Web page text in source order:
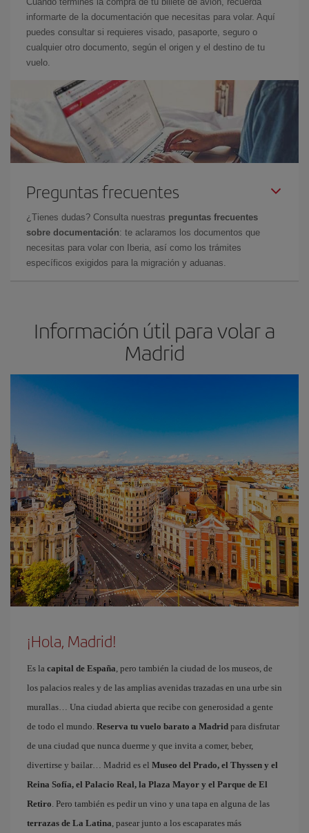
informarte de la documentación que necesitas para volar. Aquí
puedes consultar si requieres visado, pasaporte, seguro o
cualquier otro documento, según el origen y el destino de tu
vuelo.
Preguntas frecuentes
¿Tienes dudas? Consulta nuestras preguntas frecuentes
sobre documentación: te aclaramos los documentos que
necesitas para volar con Iberia, así como los trámites
específicos exigidos para la migración y aduanas.
Información útil para volar a
Madrid
¡Hola, Madrid!
Es la capital de España, pero también la ciudad de los museos, de
los palacios reales y de las amplias avenidas trazadas en una urbe sin
murallas… Una ciudad abierta que recibe con generosidad a gente
de todo el mundo. Reserva tu vuelo barato a Madrid para disfrutar
de una ciudad que nunca duerme y que invita a comer, beber,
divertirse y bailar… Madrid es el Museo del Prado, el Thyssen y el
Reina Sofía, el Palacio Real, la Plaza Mayor y el Parque de El
Retiro. Pero también es pedir un vino y una tapa en alguna de las
terrazas de La Latina, pasear junto a los escaparates más